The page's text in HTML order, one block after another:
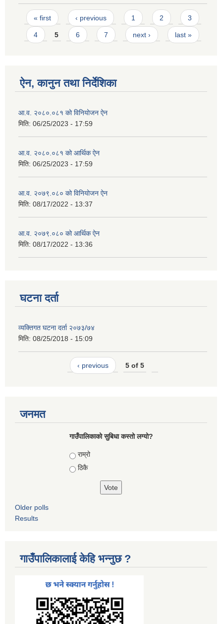
Pages
« first ‹ previous 1 2 3
4 5 6 7 next › last »
ऐन, कानुन तथा निर्देशिका
आ.व. २०८०.०८१ को विनियोजन ऐन
मिति: 06/25/2023 - 17:59
आ.व. २०८०.०८१ को आर्थिक ऐन
मिति: 06/25/2023 - 17:59
आ.व. २०७९.०८० को विनियोजन ऐन
मिति: 08/17/2022 - 13:37
आ.व. २०७९.०८० को आर्थिक ऐन
मिति: 08/17/2022 - 13:36
घटना दर्ता
व्यक्तिगत घटना दर्ता २०७३/७४
मिति: 08/25/2018 - 15:09
‹ previous 5 of 5
जनमत
गाउँपालिकाको सुबिधा कस्तो लग्यो?
Choices
राम्रो
ठिकै
Older polls
Results
गाउँपालिकालाई केहि भन्नुछ ?